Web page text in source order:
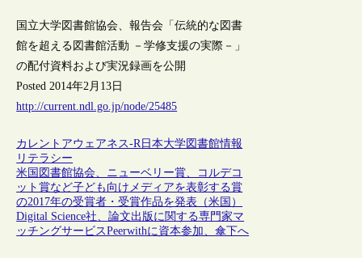
国立大学図書館協会、報告会「伝統的な図書
館を超える図書館活動 －学修支援の実際－」
の配付資料および実況録画を公開
Posted 2014年2月13日
http://current.ndl.go.jp/node/25485
カレントアウェアネス-R 日本大学図書館情報
リテラシー
米国図書館協会、ニューベリー賞、コルデコ
ット賞など子ども向けメディアを表彰する賞
の2017年の受賞者・受賞作品を発表（米国）
Digital Science社、論文出版に関する専門家マ
ッチングサービスPeerwithに資本参加、傘下へ